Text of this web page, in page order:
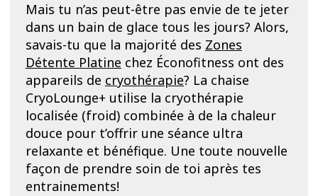
Mais tu n’as peut-être pas envie de te jeter
dans un bain de glace tous les jours? Alors,
savais-tu que la majorité des Zones
Détente Platine chez Éconofitness ont des
appareils de cryothérapie? La chaise
CryoLounge+ utilise la cryothérapie
localisée (froid) combinée à de la chaleur
douce pour t’offrir une séance ultra
relaxante et bénéfique. Une toute nouvelle
façon de prendre soin de toi après tes
entrainements!